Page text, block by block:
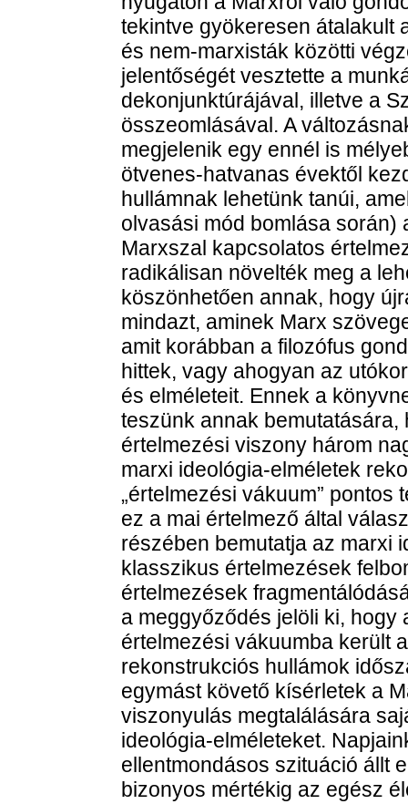
tekintve gyökeresen átalakult
és nem-marxisták közötti
jelentőségét vesztette a
dekonjunktúrájával, illetve a
összeomlásával. A
megjelenik egy ennél is
ötvenes-hatvanas évektől
hullámnak lehetünk tanúi,
olvasási mód bomlása során)
Marxszal kapcsolatos
radikálisan növelték meg a
köszönhetően annak, hogy
mindazt, aminek Marx
amit korábban a filozófus
hittek, vagy ahogyan az
és elméleteit. Ennek a
teszünk annak
értelmezési viszony három
marxi ideológia-elméletek
„értelmezési vákuum”
ez a mai értelmező által
részében bemutatja az marxi
klasszikus értelmezések
értelmezések
a meggyőződés jelöli ki,
értelmezési vákuumba került
rekonstrukciós hullámok
egymást követő kísérletek a
viszonyulás megtalálására
ideológia-elméleteket.
ellentmondásos szituáció állt
bizonyos mértékig az egész